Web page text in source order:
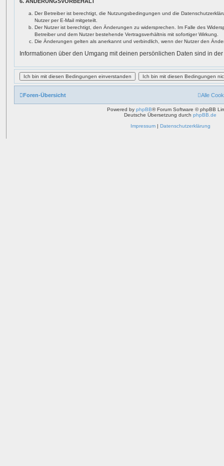
Der Betreiber ist berechtigt, die Nutzungsbedingungen und die
Nutzer per E-Mail mitgeteilt.
Der Nutzer ist berechtigt, den Änderungen zu widersprechen. Im Falle des
Betreiber und dem Nutzer bestehende Vertragsverhältnis mit sofortiger Wirkung.
Die Änderungen gelten als anerkannt und verbindlich, wenn der Nutzer den
Informationen über den Umgang mit deinen persönlichen Daten sind in
Foren-Übersicht Alle
Powered by phpBB® Forum Software © phpBB
Deutsche Übersetzung durch phpBB.de
Impressum| Datenschutzerklärung